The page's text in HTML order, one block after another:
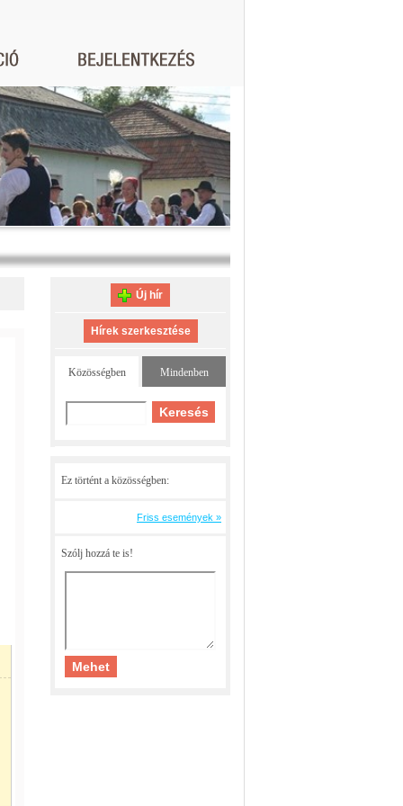
Új hír
Hírek szerkesztése
Közösségben Mindenben
Ez történt a közösségben:
Friss események »
Szólj hozzá te is!